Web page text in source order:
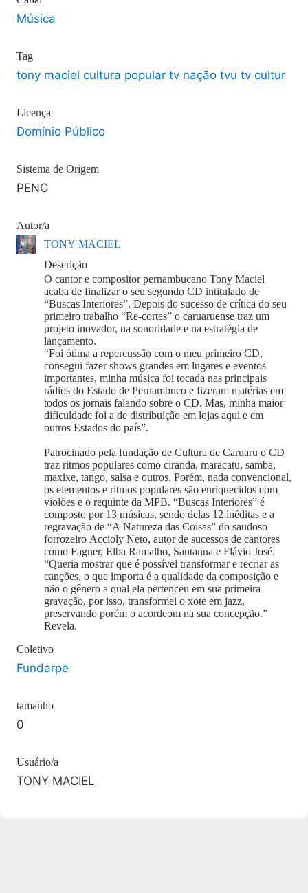
Música
Tag
tony maciel cultura popular tv nação tvu tv cultur
Licença
Domínio Público
Sistema de Origem
PENC
Autor/a
TONY MACIEL
Descrição
O cantor e compositor pernambucano Tony Maciel
acaba de finalizar o seu segundo CD intitulado de
“Buscas Interiores”. Depois do sucesso de crítica do seu
primeiro trabalho “Re-cortes” o caruaruense traz um
projeto inovador, na sonoridade e na estratégia de
lançamento.
“Foi ótima a repercussão com o meu primeiro CD,
consegui fazer shows grandes em lugares e eventos
importantes, minha música foi tocada nas principais
rádios do Estado de Pernambuco e fizeram matérias em
todos os jornais falando sobre o CD. Mas, minha maior
dificuldade foi a de distribuição em lojas aqui e em
outros Estados do país”.
Patrocinado pela fundação de Cultura de Caruaru o CD
traz ritmos populares como ciranda, maracatu, samba,
maxixe, tango, salsa e outros. Porém, nada convencional,
os elementos e ritmos populares são enriquecidos com
violões e o requinte da MPB. “Buscas Interiores” é
composto por 13 músicas, sendo delas 12 inéditas e a
regravação de “A Natureza das Coisas” do saudoso
forrozeiro Accioly Neto, autor de sucessos de cantores
como Fagner, Elba Ramalho, Santanna e Flávio José.
“Queria mostrar que é possível transformar e recriar as
canções, o que importa é a qualidade da composição e
não o gênero a qual ela pertenceu em sua primeira
gravação, por isso, transformei o xote em jazz,
preservando porém o acordeom na sua concepção.”
Revela.
Coletivo
Fundarpe
tamanho
0
Usuário/a
TONY MACIEL